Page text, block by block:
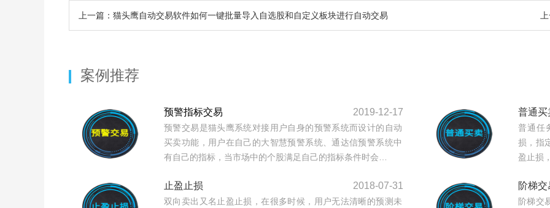
上一篇：猫头鹰自动交易软件如何一键批量导入自选股和自定义板块进行自动交易
案例推荐
预警指标交易 2019-12-17
预警交易是猫头鹰系统对接用户自身的预警系统而设计的自动
买卖功能，用户在自己的大智慧预警系统、通达信预警系统中
有自己的指标，当市场中的个股满足自己的指标条件时会…
普通买
普通任
损，指
盈止损
止盈止损 2018-07-31
双向卖出又名止盈止损，在很多时候，用户无法清晰的预测未
阶梯交
阶梯交